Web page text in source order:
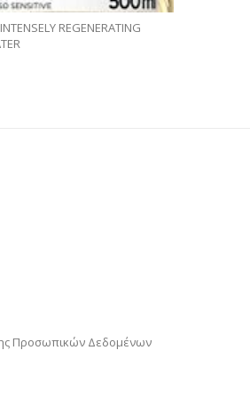
REGENERATING
Προσωπικών Δεδομένων